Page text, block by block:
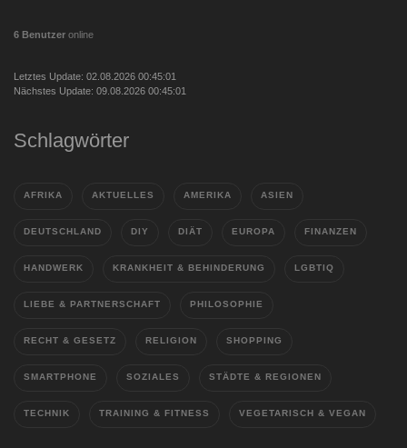
6 Benutzer online
Letztes Update: 02.08.2026 00:45:01
Nächstes Update: 09.08.2026 00:45:01
Schlagwörter
AFRIKA AKTUELLES AMERIKA ASIEN
DEUTSCHLAND DIY DIÄT EUROPA FINANZEN
HANDWERK KRANKHEIT & BEHINDERUNG LGBTIQ
LIEBE & PARTNERSCHAFT PHILOSOPHIE
RECHT & GESETZ RELIGION SHOPPING
SMARTPHONE SOZIALES STÄDTE & REGIONEN
TECHNIK TRAINING & FITNESS VEGETARISCH & VEGAN